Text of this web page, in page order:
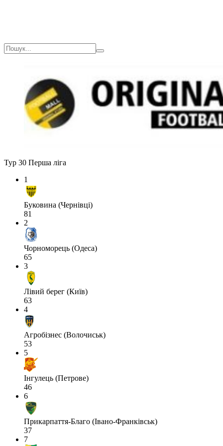
Тур 30 Перша ліга
1
Буковина (Чернівці)
81
2
Чорноморець (Одеса)
65
3
Лівий берег (Київ)
63
4
Агробізнес (Волочиськ)
53
5
Інгулець (Петрове)
46
6
Прикарпаття-Благо (Івано-Франківськ)
37
7